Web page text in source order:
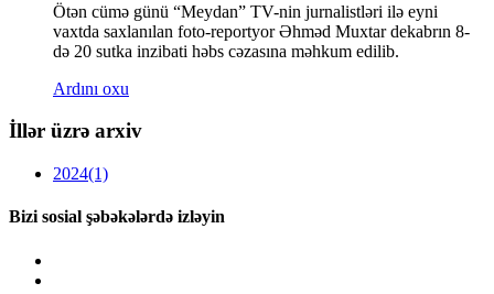
Ötən cümə günü “Meydan” TV-nin jurnalistləri ilə eyni
vaxtda saxlanılan foto-reportyor Əhməd Muxtar dekabrın 8-
də 20 sutka inzibati həbs cəzasına məhkum edilib.
Ardını oxu
İllər üzrə arxiv
2024(1)
Bizi sosial şəbəkələrdə izləyin